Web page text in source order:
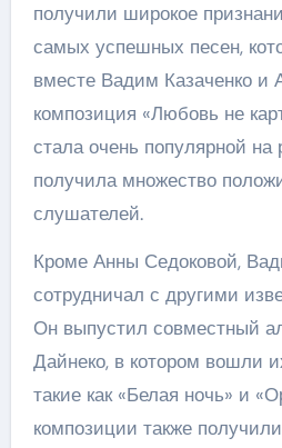
получили широкое
самых успешных песен,
вместе Вадим Казаченко и
композиция «Любовь не
стала очень популярной на
получила множество
слушателей.
Кроме Анны Седоковой,
сотрудничал с другими
Он выпустил совместный
Дайнеко, в котором вошли
такие как «Белая ночь» и
композиции также